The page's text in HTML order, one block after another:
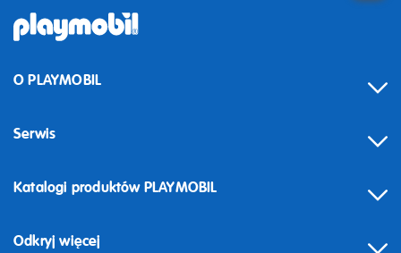
O PLAYMOBIL
Serwis
Odstąpienie od umowy
Katalogi produktów PLAYMOBIL
Odkryj więcej